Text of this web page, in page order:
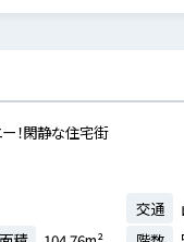
！閑静な住宅街
交通